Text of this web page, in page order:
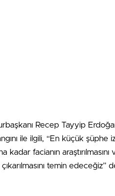
Recep Tayyip
ile ilgili, “En küçük şüphe
kadar facianın araştırılmasını
temin edeceğiz”